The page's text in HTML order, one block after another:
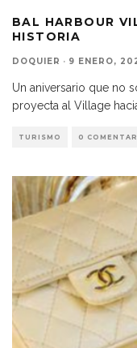
BAL HARBOUR
HISTORIA
DOQUIER · 9 ENERO,
Un aniversario que no
proyecta al Village
TURISMO 0